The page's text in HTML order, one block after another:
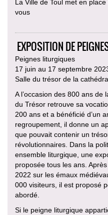
La Ville de Toul met en
vous
EXPOSITION DE
Peignes liturgiques
17 juin au 17 septembre
Salle du trésor de la
A l’occasion des 800 ans
du Trésor retrouve sa
200 ans et a bénéficié d’un
regroupement, il donne un
que pouvait contenir un
révolutionnaires. Dans la
ensemble liturgique, une
proposée tous les ans.
2022 sur les émaux
000 visiteurs, il est proposé
abordé.
Si le peigne liturgique